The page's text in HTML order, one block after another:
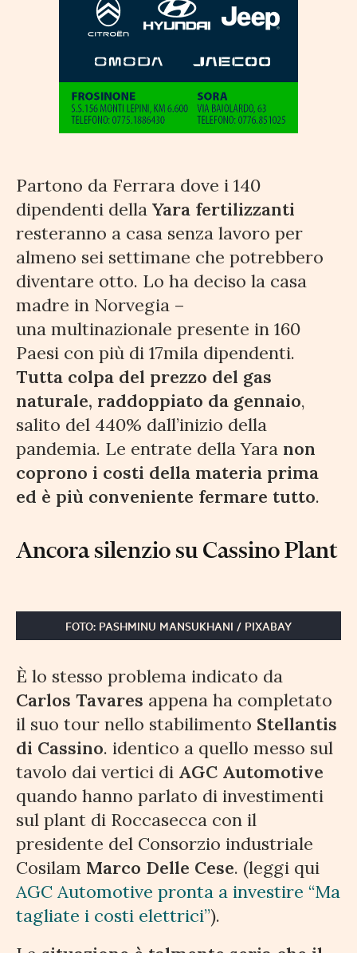
Partono da Ferrara dove i 140
dipendenti della Yara fertilizzanti
resteranno a casa senza lavoro per
almeno sei settimane che potrebbero
diventare otto. Lo ha deciso la casa
madre in Norvegia –
una multinazionale presente in 160
Paesi con più di 17mila dipendenti.
Tutta colpa del prezzo del gas
naturale, raddoppiato da gennaio,
salito del 440% dall’inizio della
pandemia. Le entrate della Yara non
coprono i costi della materia prima
ed è più conveniente fermare tutto.
Ancora silenzio su Cassino Plant
FOTO: PASHMINU MANSUKHANI / PIXABAY
È lo stesso problema indicato da
Carlos Tavares appena ha completato
il suo tour nello stabilimento Stellantis
di Cassino. identico a quello messo sul
tavolo dai vertici di AGC Automotive
quando hanno parlato di investimenti
sul plant di Roccasecca con il
presidente del Consorzio industriale
Cosilam Marco Delle Cese. (leggi qui
AGC Automotive pronta a investire “Ma
tagliate i costi elettrici”).